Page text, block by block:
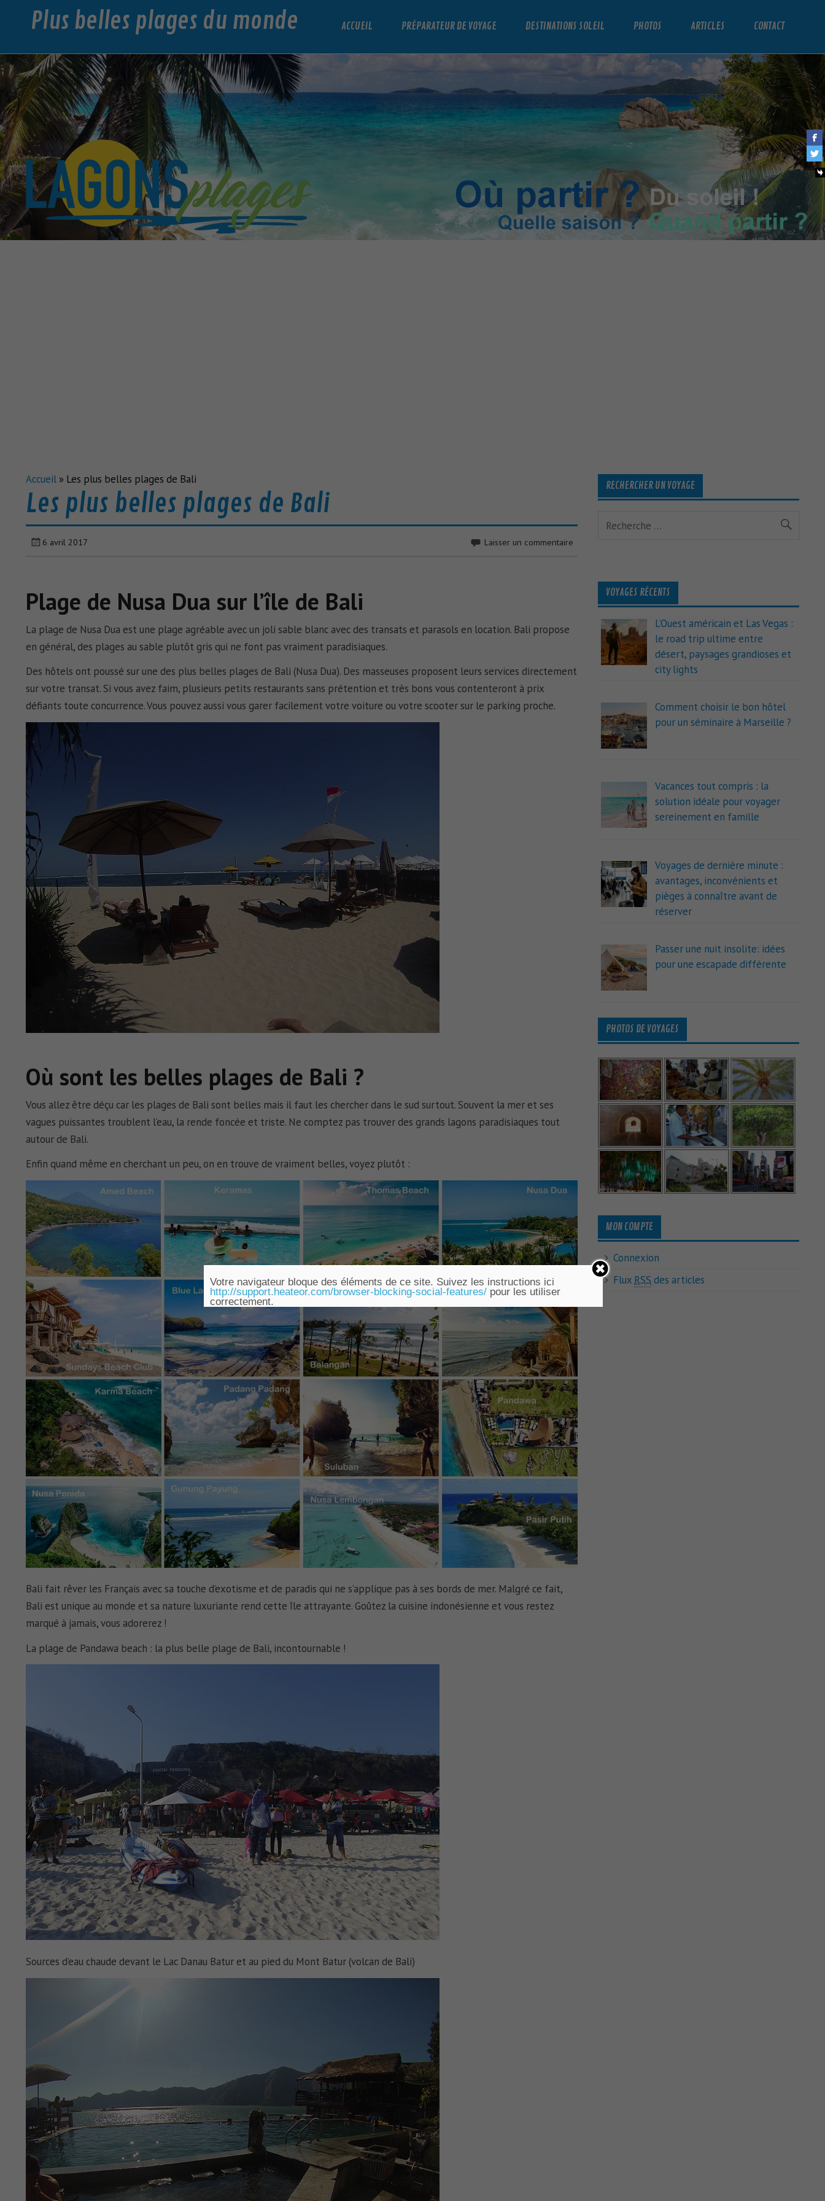
Plus belles plages du monde ACCUEIL PRÉPARATEUR DE VOYAGE DESTINATIONS SOLEIL PHOTOS ARTICLES CONTACT
Accueil » Les plus belles plages de Bali
Les plus belles plages de Bali
6 avril 2017 Laisser un commentaire
Plage de Nusa Dua sur l’île de Bali
La plage de Nusa Dua est une plage agréable avec un joli sable blanc avec des transats et parasols en location. Bali propose
en général, des plages au sable plutôt gris qui ne font pas vraiment paradisiaques.
Des hôtels ont poussé sur une des plus belles plages de Bali (Nusa Dua). Des masseuses proposent leurs services directement
sur votre transat. Si vous avez faim, plusieurs petits restaurants sans prétention et très bons vous contenteront à prix
défiants toute concurrence. Vous pouvez aussi vous garer facilement votre voiture ou votre scooter sur le parking proche.
Où sont les belles plages de Bali ?
Vous allez être déçu car les plages de Bali sont belles mais il faut les chercher dans le sud surtout. Souvent la mer et ses
vagues puissantes troublent l’eau, la rende foncée et triste. Ne comptez pas trouver des grands lagons paradisiaques tout
autour de Bali.
Enfin quand même en cherchant un peu, on en trouve de vraiment belles, voyez plutôt :
Bali fait rêver les Français avec sa touche d’exotisme et de paradis qui ne s’applique pas à ses bords de mer. Malgré ce fait,
Bali est unique au monde et sa nature luxuriante rend cette île attrayante. Goûtez la cuisine indonésienne et vous restez
marqué à jamais, vous adorerez !
La plage de Pandawa beach : la plus belle plage de Bali, incontournable !
Sources d’eau chaude devant le Lac Danau Batur et au pied du Mont Batur (volcan de Bali)
RECHERCHER UN VOYAGE
VOYAGES RÉCENTS
L’Ouest américain et Las Vegas :
le road trip ultime entre
désert, paysages grandioses et
city lights
Comment choisir le bon hôtel
pour un séminaire à Marseille ?
Vacances tout compris : la
solution idéale pour voyager
sereinement en famille
Voyages de dernière minute :
avantages, inconvénients et
pièges à connaître avant de
réserver
Passer une nuit insolite: idées
pour une escapade différente
PHOTOS DE VOYAGES
MON COMPTE
Connexion
Flux RSS des articles
Votre navigateur bloque des éléments de ce site. Suivez les instructions ici
http://support.heateor.com/browser-blocking-social-features/pour les utiliser
correctement.